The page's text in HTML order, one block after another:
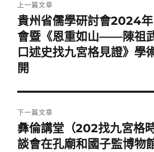
章
導
覽
上一篇文章
上
一
篇
文
章:
貴州省儒學研討會2024
會暨《恩重如山——陳祖
口述史找九宮格見證》學
開
下一篇文章
下
一
彝倫講堂（202找九宮格
談會在孔廟和國子監博物